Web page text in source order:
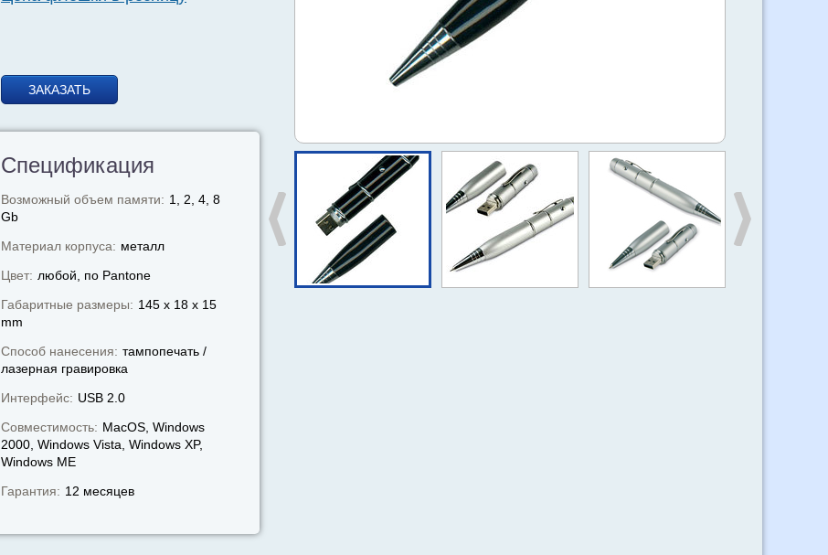
ЗАКАЗАТЬ
Спецификация
Возможный объем памяти: 1, 2, 4, 8
Gb
Материал корпуса: металл
Цвет: любой, по Pantone
Габаритные размеры: 145 x 18 x 15
mm
Способ нанесения: тампопечать /
лазерная гравировка
Интерфейс: USB 2.0
Совместимость: MacOS, Windows
2000, Windows Vista, Windows XP,
Windows МЕ
Гарантия: 12 месяцев